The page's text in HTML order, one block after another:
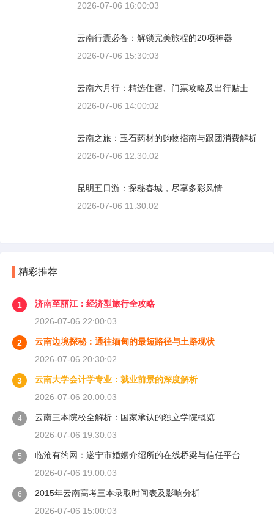
2026-07-06 16:00:03
云南行囊必备：解锁完美旅程的20项神器
2026-07-06 15:30:03
云南六月行：精选住宿、门票攻略及出行贴士
2026-07-06 14:00:02
云南之旅：玉石药材的购物指南与跟团消费解析
2026-07-06 12:30:02
昆明五日游：探秘春城，尽享多彩风情
2026-07-06 11:30:02
精彩推荐
1
济南至丽江：经济型旅行全攻略
2026-07-06 22:00:03
2
云南边境探秘：通往缅甸的最短路径与土路现状
2026-07-06 20:30:02
3
云南大学会计学专业：就业前景的深度解析
2026-07-06 20:00:03
4
云南三本院校全解析：国家承认的独立学院概览
2026-07-06 19:30:03
5
临沧有约网：遂宁市婚姻介绍所的在线桥梁与信任平台
2026-07-06 19:00:03
6
2015年云南高考三本录取时间表及影响分析
2026-07-06 15:00:03